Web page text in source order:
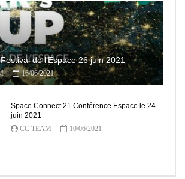
de l’Espace 26 juin 2021
16/06/2021
Space Connect 21 Conférence Espace le 24
juin 2021
CC TEAM
10/06/2021